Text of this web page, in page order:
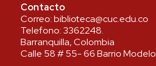
Contacto
Correo:biblioteca@cuc.edu.co
Telefono:3362248.
Barranquilla, Colombia
Calle 58 # 55- 66 Barrio Modelo